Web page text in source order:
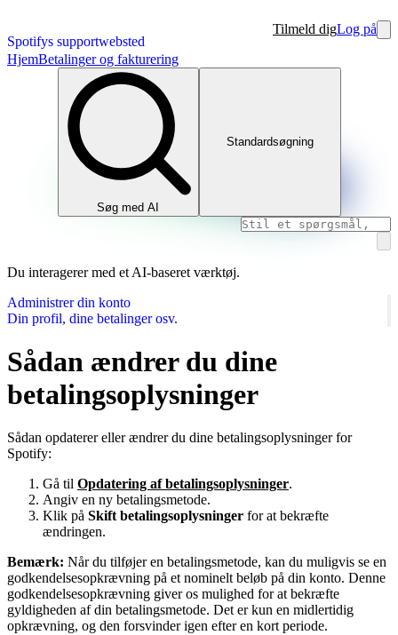
Spotifys supportwebsted
Tilmeld digLog på
HjemBetalinger og fakturering
Søg med AI
Standardsøgning
Du interagerer med et AI-baseret værktøj.
Administrer din konto
Din profil, dine betalinger osv.
Sådan ændrer du dine
betalingsoplysninger
Sådan opdaterer eller ændrer du dine betalingsoplysninger for
Spotify:
Gå til Opdatering af betalingsoplysninger.
Angiv en ny betalingsmetode.
Klik på Skift betalingsoplysninger for at bekræfte
ændringen.
Bemærk: Når du tilføjer en betalingsmetode, kan du muligvis se en
godkendelsesopkrævning på et nominelt beløb på din konto. Denne
godkendelsesopkrævning giver os mulighed for at bekræfte
gyldigheden af din betalingsmetode. Det er kun en midlertidig
opkrævning, og den forsvinder igen efter en kort periode.